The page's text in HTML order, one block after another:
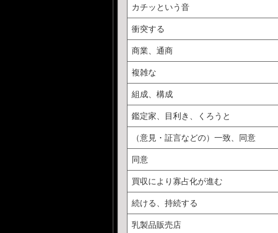
カチッという音
衝突する
商業、通商
複雑な
組成、構成
鑑定家、目利き、くろうと
（意見・証言などの）一致、同意
同意
買収により寡占化が進む
続ける、持続する
乳製品販売店